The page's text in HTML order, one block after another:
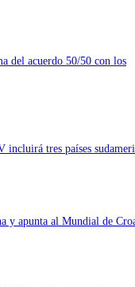
del acuerdo 50/50 con los
tres países
y apunta al Mundial de